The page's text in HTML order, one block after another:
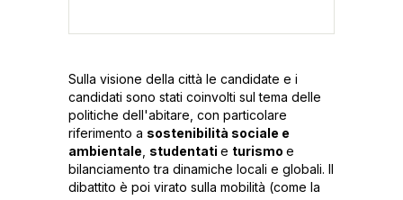
Sulla visione della città le candidate e i
candidati sono stati coinvolti sul tema delle
politiche dell'abitare, con particolare
riferimento a sostenibilità sociale e
ambientale studentati e turismo e
bilanciamento tra dinamiche locali e globali. Il
dibattito è poi virato sulla mobilità (come la